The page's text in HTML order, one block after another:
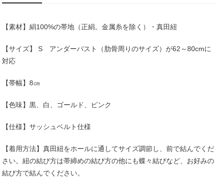
【素材】絹100%の帯地（正絹。金属糸を除く）・真田紐
【サイズ】 S アンダーバスト（肋骨周りのサイズ）が62～80cmに
対応
【帯幅】8㎝
【色味】黒、白、ゴールド、ピンク
【仕様】サッシュベルト仕様
【着用方法】真田紐をホールに通してサイズ調節し、前で結んでくだ
さい。紐の結び方は帯締めの結び方の他にも蝶々結びなど、お好みの
結び方で結んでください。